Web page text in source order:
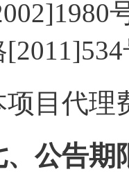
项目代理
、公告期